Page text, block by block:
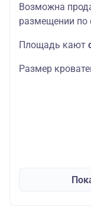
Возможна
размещении по
Площадь кают
Размер